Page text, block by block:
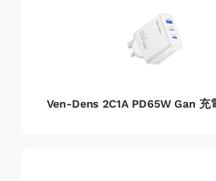
Ven-Dens 2C1A PD65W Gan 充